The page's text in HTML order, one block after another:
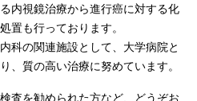
内視鏡治療から進行癌に対する化
置も行っております。
科の関連施設として、大学病院と
、質の高い治療に努めています。
査を勧められた方など、どうぞお